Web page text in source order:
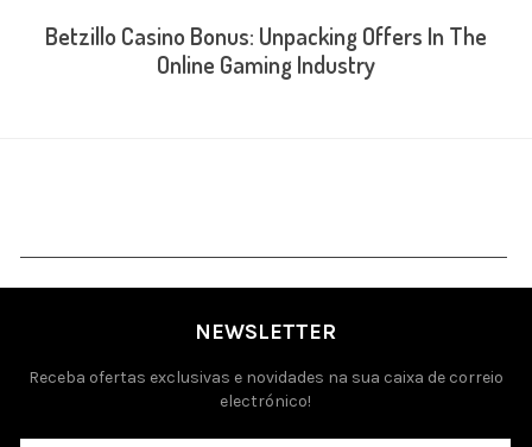
Betzillo Casino Bonus: Unpacking Offers In The
Online Gaming Industry
NEWSLETTER
Receba ofertas exclusivas e novidades na sua caixa de correio
electrónico!